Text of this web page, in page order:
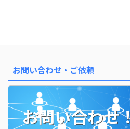
表しています。 これが「十二大
従星」です。 この星を知ると、
なぜ自分はこう感じやすいのか ...
お問い合わせ・ご依頼
お問い合わせ